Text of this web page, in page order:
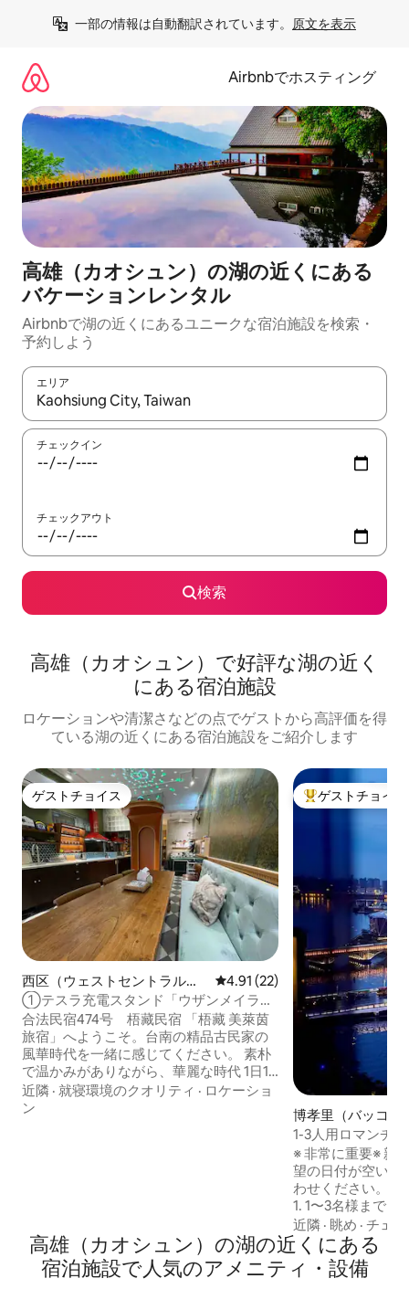
一部の情報は自動翻訳されています。 原文を表示
Airbnbでホスティング
高雄（カオシュン）の湖の近くにある
バケーションレンタル
Airbnbで湖の近くにあるユニークな宿泊施設を検索・
予約しよう
エリア
検索結果が表示されたら、上下の矢印キーを使って移動するか
チェックイン
チェックアウト
検索
高雄（カオシュン）で好評な湖の近く
にある宿泊施設
ロケーションや清潔さなどの点でゲストから高評価を得
ている湖の近くにある宿泊施設をご紹介します
ゲストチョイス
ゲストチョイス
西区（ウェストセントラル
く）の一軒家
レビュー22件、5つ星中4.91つ
4.91 (22)
①テスラ充電スタンド「ウザンメイライ
ン」専用ガレージ3+1台。台南の貸切建物
6～16人。カラオケ、河楽、神農、康楽、
海安、国華、水仙宮
合法民宿474号 梧藏民宿 「梧藏 美萊茵
旅宿」へようこそ。台南の精品古民家の
風華時代を一緒に感じてください。 素朴
で温かみがありながら、華麗な時代 1日1
組のお客様のみをお迎えします 独立した
空間をお楽しみください（（貸
ューエリア+伸縮式パイプのレンジフード
「バーベキューも簡単で、油がつかな
い」固定位置で移動できません 8) ミシュ
近隣 · 就寝環境のクオリティ · ロケーショ
ン
大好評のゲスト
ゲストチョイス
博孝里（バッコウ
ョン・アパート
1-3人用ロマンチ
芸文駁二*高流｜
ター｜スタースカ
デパート｜短期賃
※ 非常に重要※ 親愛なる皆様、まずはご希
望の日付が空いて
わせください。そ
1. 1〜3名様までご
数に応じて最低2
ます（2名様で1部
う1部屋はロック
用の場合は3名様を
近隣 · 眺め ·チェ
高雄（カオシュン）の湖の近くにある
宿泊施設で人気のアメニティ・設備